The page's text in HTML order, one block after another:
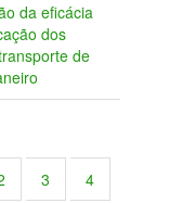
da eficácia
dos
de
3 4